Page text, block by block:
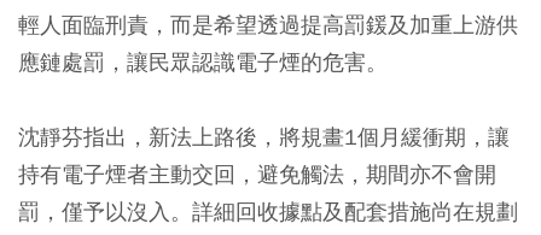
輕人面臨刑責，而是希望透過提高罰鍰及加重上游供
應鏈處罰，讓民眾認識電子煙的危害。
沈靜芬指出，新法上路後，將規畫1個月緩衝期，讓
持有電子煙者主動交回，避免觸法，期間亦不會開
罰，僅予以沒入。詳細回收據點及配套措施尚在規劃